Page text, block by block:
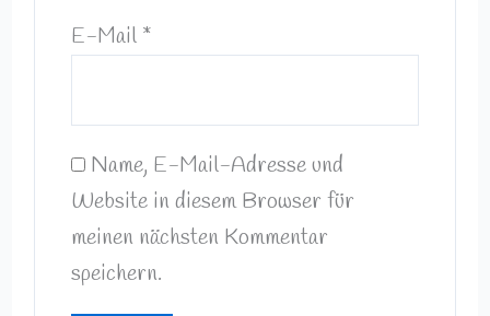
E-Mail *
Name, E-Mail-Adresse und
Website in diesem Browser für
meinen nächsten Kommentar
speichern.